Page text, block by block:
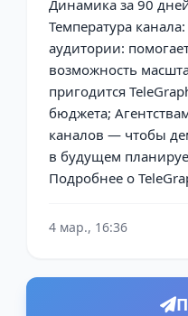
Динамика за 90
Температура
аудитории:
возможность
пригодится
бюджета;
каналов — чтобы
в будущем
Подробнее о
4 мар., 16:36